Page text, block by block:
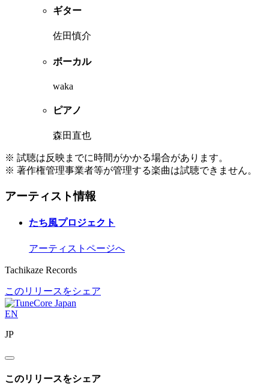
ギター
佐田慎介
ボーカル
waka
ピアノ
森田直也
※ 試聴は反映までに時間がかかる場合があります。
※ 著作権管理事業者等が管理する楽曲は試聴できません。
アーティスト情報
たち風プロジェクト
アーティストページへ
Tachikaze Records
このリリースをシェア
EN
JP
このリリースをシェア